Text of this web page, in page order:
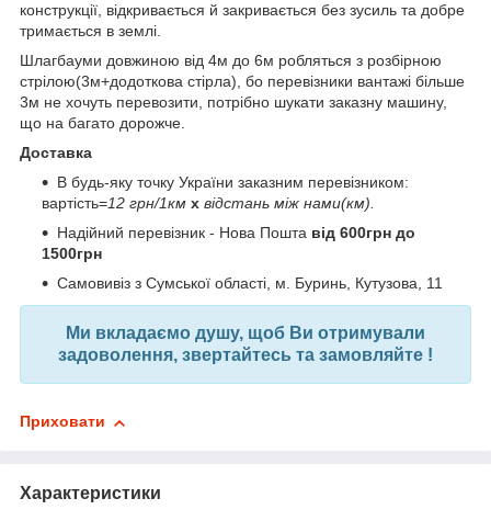
конструкції, відкривається й закривається без зусиль та добре
тримається в землі.
Шлагбауми довжиною від 4м до 6м робляться з розбірною
стрілою(3м+додоткова стірла), бо перевізники вантажі більше
3м не хочуть перевозити, потрібно шукати заказну машину,
що на багато дорожче.
Доставка
В будь-яку точку України заказним перевізником:
вартість=12 грн/1км х відстань між нами(км).
Надійний перевізник - Нова Пошта від 600грн до
1500грн
Самовивіз з Сумської області, м. Буринь, Кутузова, 11
Ми вкладаємо душу, щоб Ви отримували
задоволення, звертайтесь та замовляйте !
Приховати
Характеристики